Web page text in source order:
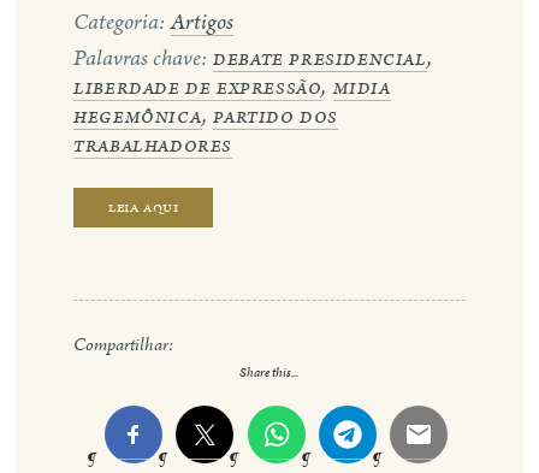
Categoria: Artigos
Palavras chave: debate presidencial,
liberdade de expressão,midia
hegemônica,partido dos
trabalhadores
leia aqui
Compartilhar:
Share this...